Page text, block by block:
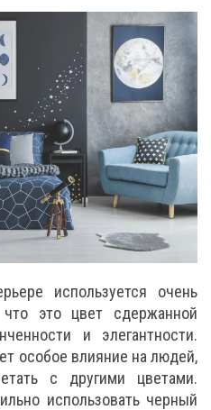
используется очень
это цвет сдержанной
и элегантности.
особое влияние на людей,
с другими цветами.
использовать черный